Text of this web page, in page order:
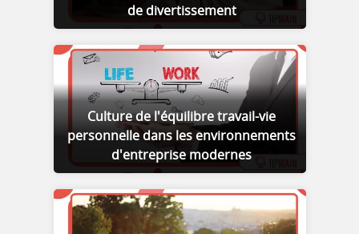
de divertissement
Culture de l'équilibre travail-vie
personnelle dans les environnements
d'entreprise modernes